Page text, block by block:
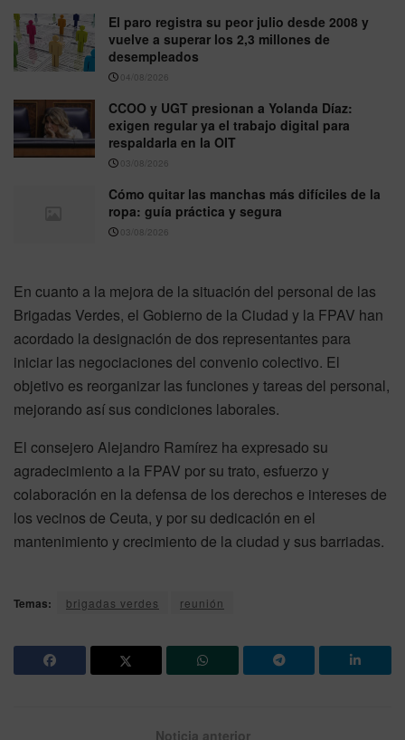
El paro registra su peor julio desde 2008 y
vuelve a superar los 2,3 millones de
desempleados
04/08/2026
CCOO y UGT presionan a Yolanda Díaz:
exigen regular ya el trabajo digital para
respaldarla en la OIT
03/08/2026
Cómo quitar las manchas más difíciles de la
ropa: guía práctica y segura
03/08/2026
En cuanto a la mejora de la situación del personal de las
Brigadas Verdes, el Gobierno de la Ciudad y la FPAV han
acordado la designación de dos representantes para
iniciar las negociaciones del convenio colectivo. El
objetivo es reorganizar las funciones y tareas del personal,
mejorando así sus condiciones laborales.
El consejero Alejandro Ramírez ha expresado su
agradecimiento a la FPAV por su trato, esfuerzo y
colaboración en la defensa de los derechos e intereses de
los vecinos de Ceuta, y por su dedicación en el
mantenimiento y crecimiento de la ciudad y sus barriadas.
Temas: brigadas verdes reunión
Noticia anterior